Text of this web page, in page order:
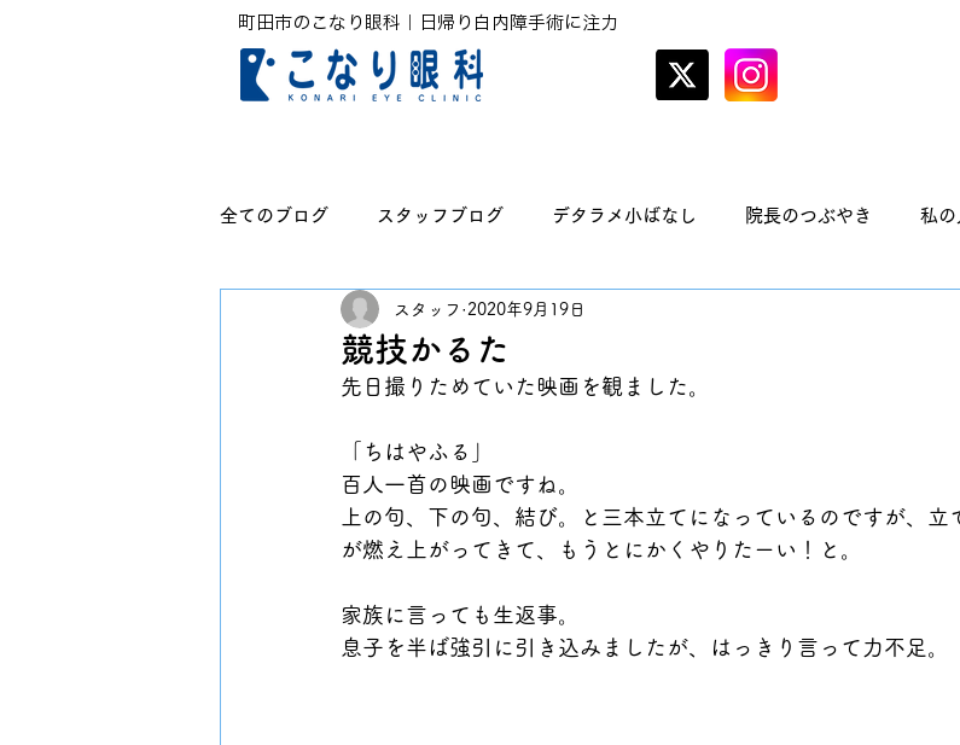
町田市のこなり眼科｜日帰り白内障手術に注力
全てのブログ スタッフブログ デタラメ小ばなし 院長のつぶやき 私の
無題のカテゴリー
競技かるた
スタッフ 2020年9月19日
先日撮りためていた映画を観ました。
「ちはやふる」
百人一首の映画ですね。
上の句、下の句、結び。と三本立てになっているのですが、
が燃え上がってきて、もうとにかくやりたーい！と。
家族に言っても生返事。
息子を半ば強引に引き込みましたが、はっきり言って力不足。